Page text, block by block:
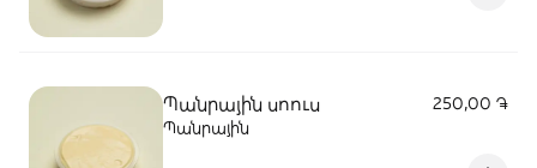
Պանրային սոուս
250,00 ֏
Պանրային